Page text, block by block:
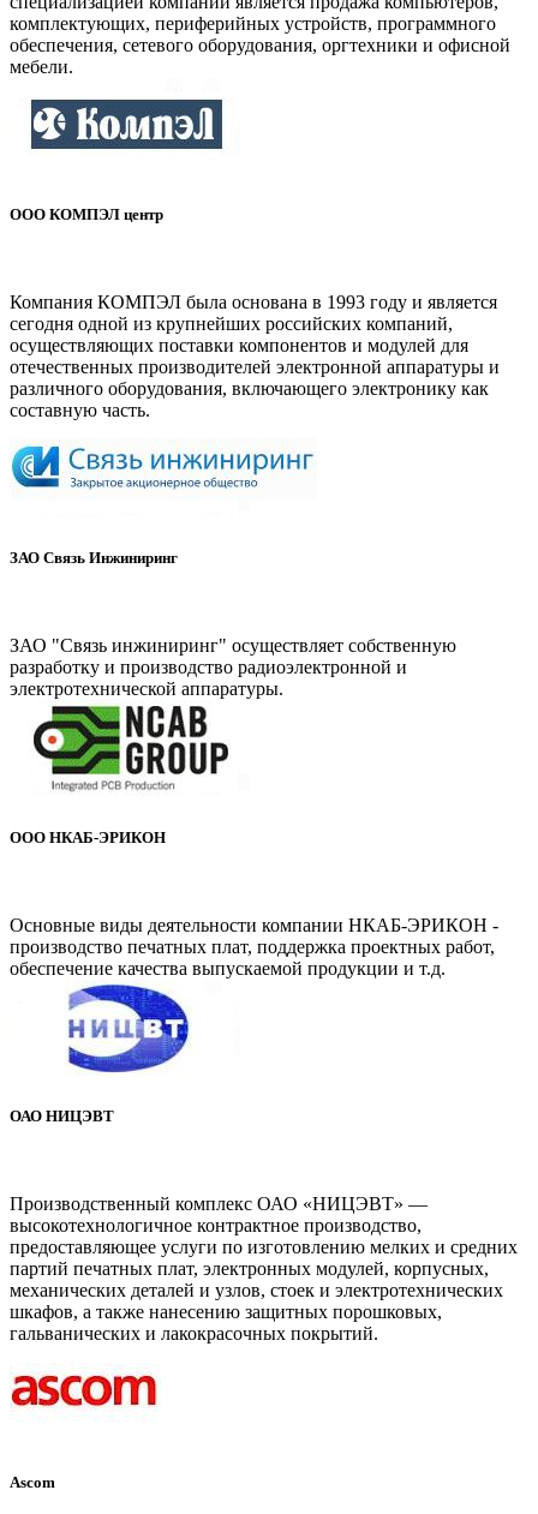
комплектующих, периферийных устройств, программного
обеспечения, сетевого оборудования, оргтехники и офисной
мебели.
ООО КОМПЭЛ центр
Компания КОМПЭЛ была основана в 1993 году и является
сегодня одной из крупнейших российских компаний,
осуществляющих поставки компонентов и модулей для
отечественных производителей электронной аппаратуры и
различного оборудования, включающего электронику как
составную часть.
ЗАО Связь Инжиниринг
ЗАО "Связь инжиниринг" осуществляет собственную
разработку и производство радиоэлектронной и
электротехнической аппаратуры.
ООО НКАБ-ЭРИКОН
Основные виды деятельности компании НКАБ-ЭРИКОН -
производство печатных плат, поддержка проектных работ,
обеспечение качества выпускаемой продукции и т.д.
ОАО НИЦЭВТ
Производственный комплекс ОАО «НИЦЭВТ» —
высокотехнологичное контрактное производство,
предоставляющее услуги по изготовлению мелких и средних
партий печатных плат, электронных модулей, корпусных,
механических деталей и узлов, стоек и электротехнических
шкафов, а также нанесению защитных порошковых,
гальванических и лакокрасочных покрытий.
Ascom